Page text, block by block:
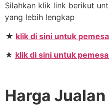
Silahkan klik link berikut
yang lebih lengkap
★ klik di sini untuk
★ klik di sini untuk
Harga